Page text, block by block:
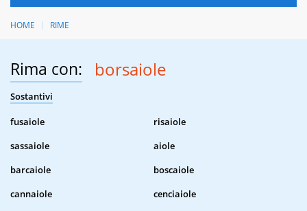
HOME RIME
Rima con: borsaiole
Sostantivi
fusaiole
risaiole
sassaiole
aiole
barcaiole
boscaiole
cannaiole
cenciaiole